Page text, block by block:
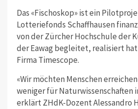
Das «Fischoskop» ist ein
Lotteriefonds Schaffhausen
von der Zürcher Hochschule der
der Eawag begleitet, realisiert hat
Firma Timescope.
«Wir möchten Menschen
weniger für Naturwissenschaften
erklärt ZHdK-Dozent Alessandro